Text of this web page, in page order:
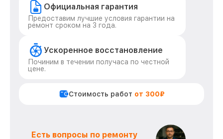
Официальная гарантия
Предоставим лучшие условия гарантии на
ремонт сроком на 3 года.
Ускоренное восстановление
Починим в течении получаса по честной
цене.
Стоимость работ от 300₽
Есть вопросы по ремонту